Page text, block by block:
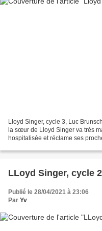
Lloyd Singer, cycle 3, Luc
la sœur de Lloyd Singer va très
hospitalisée et réclame ses
LLoyd Singer, cycle 2
Publié le 28/04/2021 à 23:06
Par Yv